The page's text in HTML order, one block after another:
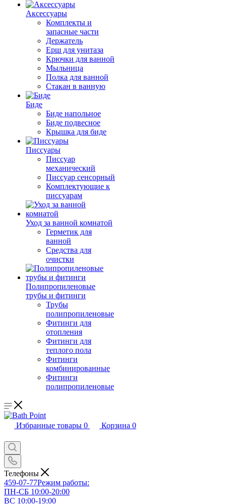
Аксессуары
Комплекты и
запасные части
Держатель
Ерш для унитаза
Крючки для ванной
Мыльница
Полка для ванной
Стакан в ванную
Биде
Биде напольное
Биде подвесное
Крышка для биде
Писсуары
Писсуар
механический
Писсуар сенсорный
Комплектующие к
писсуарам
Уход за ванной комнатой
Герметик для
ванной
Средства для
очистки
Полипропиленовые
трубы и фитинги
Трубы
полипропиленовые
Фитинги для
отопления
Фитинги для
теплого пола
Фитинги
комбинированные
Фитинги
полипропиленовые
Избранные товары 0 Корзина 0
Телефоны
459-07-77Режим работы:
ПН-СБ 10:00-20:00
ВС 10:00-19:00